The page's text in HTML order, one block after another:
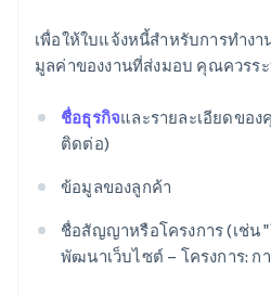
เพื่อให้ใบแจ้งหนี้สำหรับการทำ
มูลค่าของงานที่ส่งมอบ คุณควรร
ชื่อธุรกิจและรายละเอียดขอ
ติดต่อ)
ข้อมูลของลูกค้า
ชื่อสัญญาหรือโครงการ (เช่น
พัฒนาเว็บไซต์ – โครงการ: ก